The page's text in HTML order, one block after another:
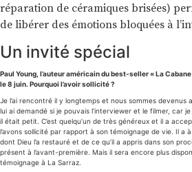
réparation de céramiques brisées)
de libérer des émotions bloquées à
Un invité spécial
Paul Young, l’auteur américain du best-seller « La
le 8 juin. Pourquoi l’avoir sollicité ?
Je l’ai rencontré il y longtemps et nous sommes devenus
lui ai demandé si je pouvais l’interviewer et le filmer, car
il était petit. C’est quelqu’un de très généreux et il a
l’avons sollicité par rapport à son témoignage de vie. Il
dont Dieu l’a restauré et de ce qu’il a appris dans son
présent à l’avant-première. Mais il sera encore plus
témoignage à La Sarraz.